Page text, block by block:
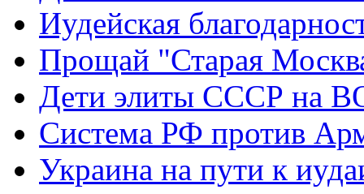
Иудейская
Прощай "Старая
Дети элиты СССР на
Система РФ против
Украина на пути к